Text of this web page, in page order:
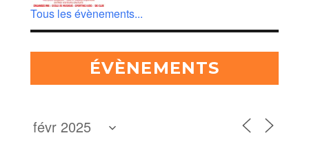
Tous les évènements...
ÉVÈNEMENTS